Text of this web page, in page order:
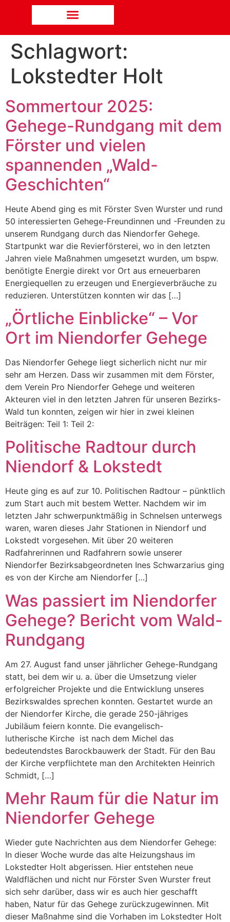
Schlagwort:
Lokstedter Holt
Sommertour 2025:
Gehege-Rundgang mit dem
Förster und vielen
spannenden „Wald-
Geschichten“
Heute Abend ging es mit Förster Sven Wurster und rund
50 interessierten Gehege-Freundinnen und -Freunden zu
unserem Rundgang durch das Niendorfer Gehege.
Startpunkt war die Revierförsterei, wo in den letzten
Jahren viele Maßnahmen umgesetzt wurden, um bspw.
benötigte Energie direkt vor Ort aus erneuerbaren
Energiequellen zu erzeugen und Energieverbräuche zu
reduzieren. Unterstützen konnten wir das […]
„Örtliche Einblicke“ – Vor
Ort im Niendorfer Gehege
Das Niendorfer Gehege liegt sicherlich nicht nur mir
sehr am Herzen. Dass wir zusammen mit dem Förster,
dem Verein Pro Niendorfer Gehege und weiteren
Akteuren viel in den letzten Jahren für unseren Bezirks-
Wald tun konnten, zeigen wir hier in zwei kleinen
Beiträgen: Teil 1: Teil 2:
Politische Radtour durch
Niendorf & Lokstedt
Heute ging es auf zur 10. Politischen Radtour – pünktlich
zum Start auch mit bestem Wetter. Nachdem wir im
letzten Jahr schwerpunktmäßig in Schnelsen unterwegs
waren, waren dieses Jahr Stationen in Niendorf und
Lokstedt vorgesehen. Mit über 20 weiteren
Radfahrerinnen und Radfahrern sowie unserer
Niendorfer Bezirksabgeordneten Ines Schwarzarius ging
es von der Kirche am Niendorfer […]
Was passiert im Niendorfer
Gehege? Bericht vom Wald-
Rundgang
Am 27. August fand unser jährlicher Gehege-Rundgang
statt, bei dem wir u. a. über die Umsetzung vieler
erfolgreicher Projekte und die Entwicklung unseres
Bezirkswaldes sprechen konnten. Gestartet wurde an
der Niendorfer Kirche, die gerade 250-jähriges
Jubiläum feiern konnte. Die evangelisch-
lutherische Kirche ist nach dem Michel das
bedeutendstes Barockbauwerk der Stadt. Für den Bau
der Kirche verpflichtete man den Architekten Heinrich
Schmidt, […]
Mehr Raum für die Natur im
Niendorfer Gehege
Wieder gute Nachrichten aus dem Niendorfer Gehege:
In dieser Woche wurde das alte Heizungshaus im
Lokstedter Holt abgerissen. Hier entstehen neue
Waldflächen und nicht nur Förster Sven Wurster freut
sich sehr darüber, dass wir es auch hier geschafft
haben, Natur für das Gehege zurückzugewinnen. Mit
dieser Maßnahme sind die Vorhaben im Lokstedter Holt